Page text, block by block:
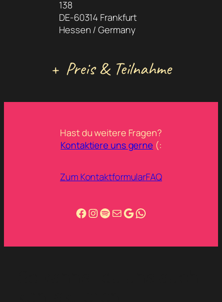
138
DE-60314 Frankfurt
Hessen / Germany
+ Preis & Teilnahme
Hast du weitere Fragen?
Kontaktiere uns gerne (:
Zum KontaktformularFAQ
Facebook
Instagram
Spotify
info@salsa-autentica.de
Google
WhatsApp